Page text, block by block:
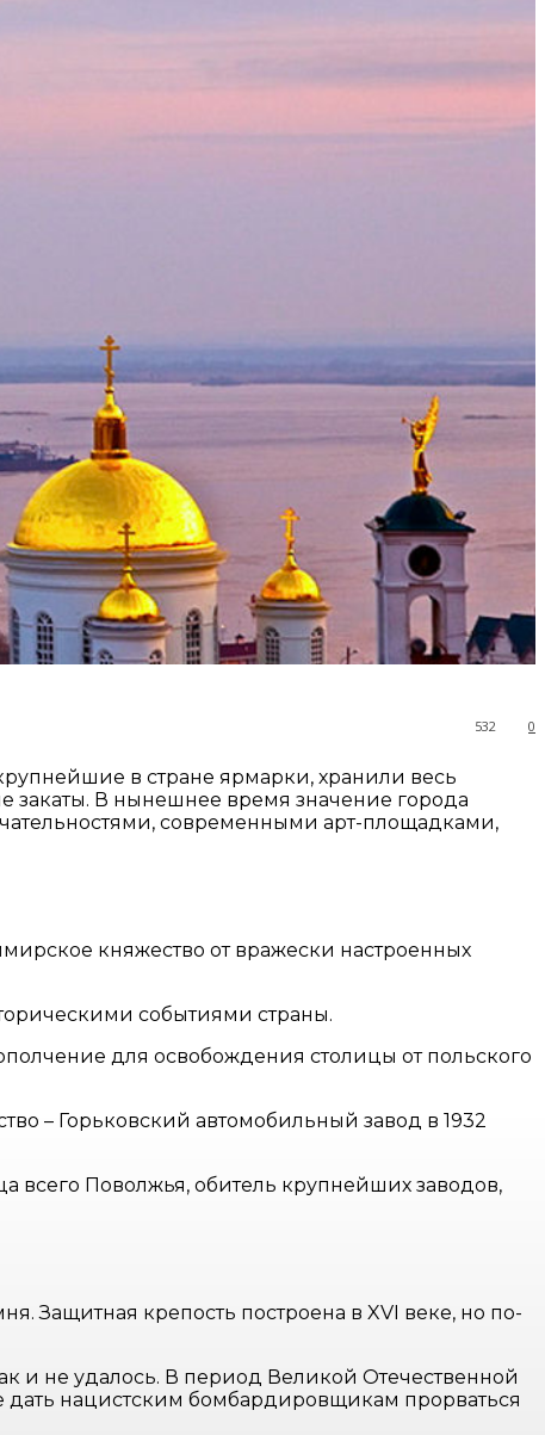
0
532
в стране ярмарки, хранили весь
закаты. В нынешнее время значение города
современными арт-площадками,
княжество от вражески настроенных
событиями страны.
для освобождения столицы от польского
– Горьковский автомобильный завод в 1932
Поволжья, обитель крупнейших заводов,
Защитная крепость построена в XVI веке, но по-
и не удалось. В период Великой Отечественной
дать нацистским бомбардировщикам прорваться